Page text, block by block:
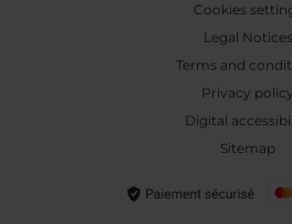
Cookies
Legal Notices
Terms and
Privacy policy
Digital
Sitemap